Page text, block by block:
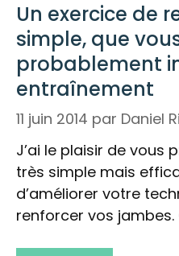
Un exercice de
simple, que
probablement
entraînement
11 juin 2014 par Daniel
J’ai le plaisir de vous
très simple mais
d’améliorer votre
renforcer vos jambes.